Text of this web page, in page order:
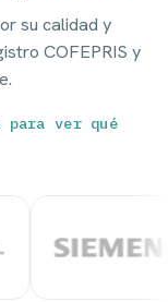
su calidad y
COFEPRIS y
para ver qué